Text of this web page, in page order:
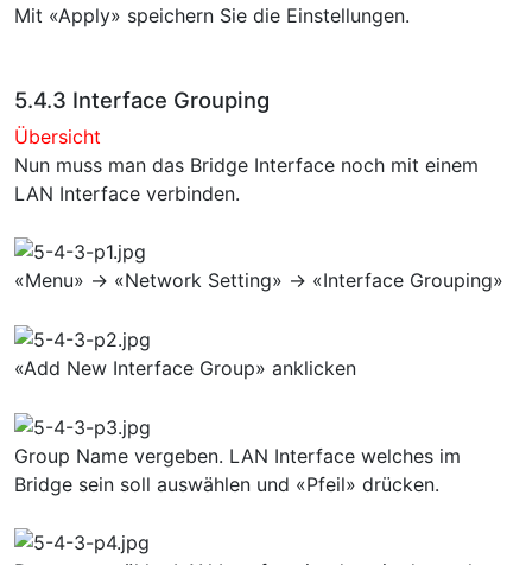
Mit «Apply» speichern Sie die Einstellungen.
5.4.3 Interface Grouping
Übersicht
Nun muss man das Bridge Interface noch mit einem
LAN Interface verbinden.
«Menu» → «Network Setting» → «Interface Grouping»
«Add New Interface Group» anklicken
Group Name vergeben. LAN Interface welches im
Bridge sein soll auswählen und «Pfeil» drücken.